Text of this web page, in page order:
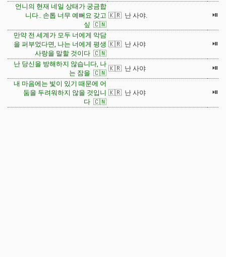
언니의 현재 네일 상태가 궁금합
니다.. 손톱 너무 예뻐요 갖고
싶 🇨🇳
🇰🇷 난 사야. ⏯
만약 전 세계가 모두 너에게 악담
을 퍼부었다면, 나는 너에게 평생
사랑을 말할 것이다 🇨🇳
🇰🇷 난 사야 ⏯
난 당신을 방해하지 않습니다, 나
는 잠을 🇨🇳
🇰🇷 난 사야 ⏯
내 마음에는 빛이 있기 때문에 어
둠을 두려워하지 않을 것입니
다 🇨🇳
🇰🇷 난 사야 ⏯